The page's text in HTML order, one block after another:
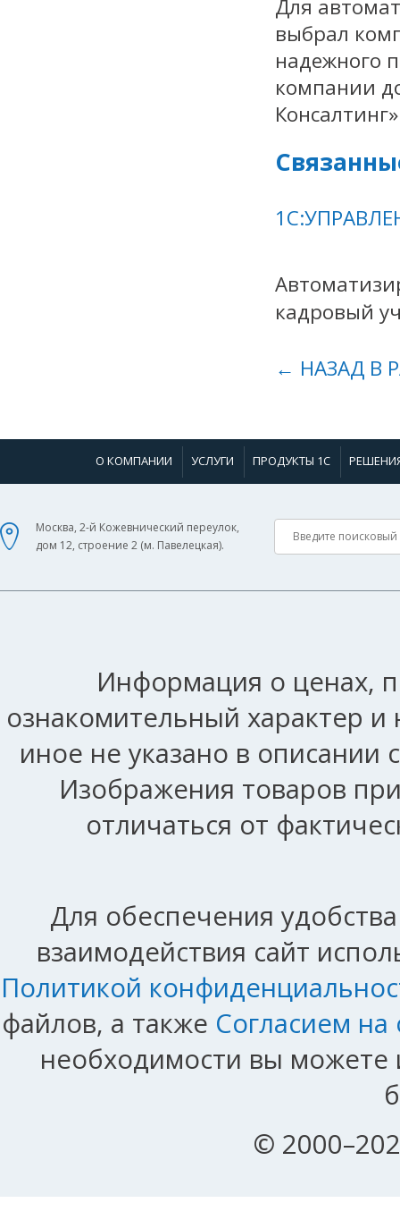
Для
выбрал
надежного
компании
кадровый
← НАЗАД В
О КОМПАНИИ УСЛУГИ ПРОДУКТЫ 1С
Москва, 2-й Кожевнический переулок,
дом 12, строение 2 (м. Павелецкая).
Информация о ценах,
ознакомительный характер
иное не указано в описании
Изображения товаров
отличаться от
Для обеспечения
взаимодействия сайт
Политикой
файлов, а также Согласием
необходимости вы можете
©